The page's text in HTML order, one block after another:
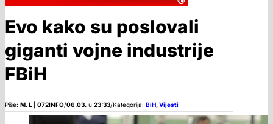
Evo kako su poslovali
giganti vojne industrije
FBiH
Piše: M. L | 072INFO/06.03. u 23:33/Kategorija: BiH,Vijesti